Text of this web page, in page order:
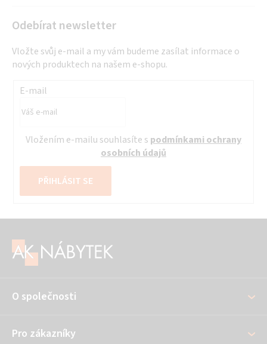
Odebírat newsletter
Vložte svůj e-mail a my vám budeme zasílat informace o
nových produktech na našem e-shopu.
E-mail
Vložením e-mailu souhlasíte s podmínkami ochrany
osobních údajů
PŘIHLÁSIT SE
O společnosti
Pro zákazníky